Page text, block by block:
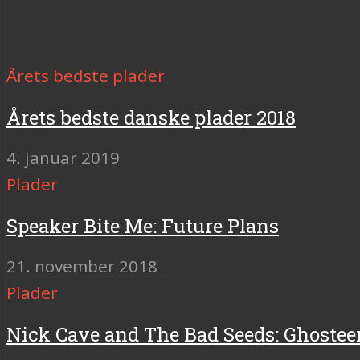
Årets bedste plader
Årets bedste danske plader 2018
4. januar 2019
Plader
Speaker Bite Me: Future Plans
21. november 2018
Plader
Nick Cave and The Bad Seeds: